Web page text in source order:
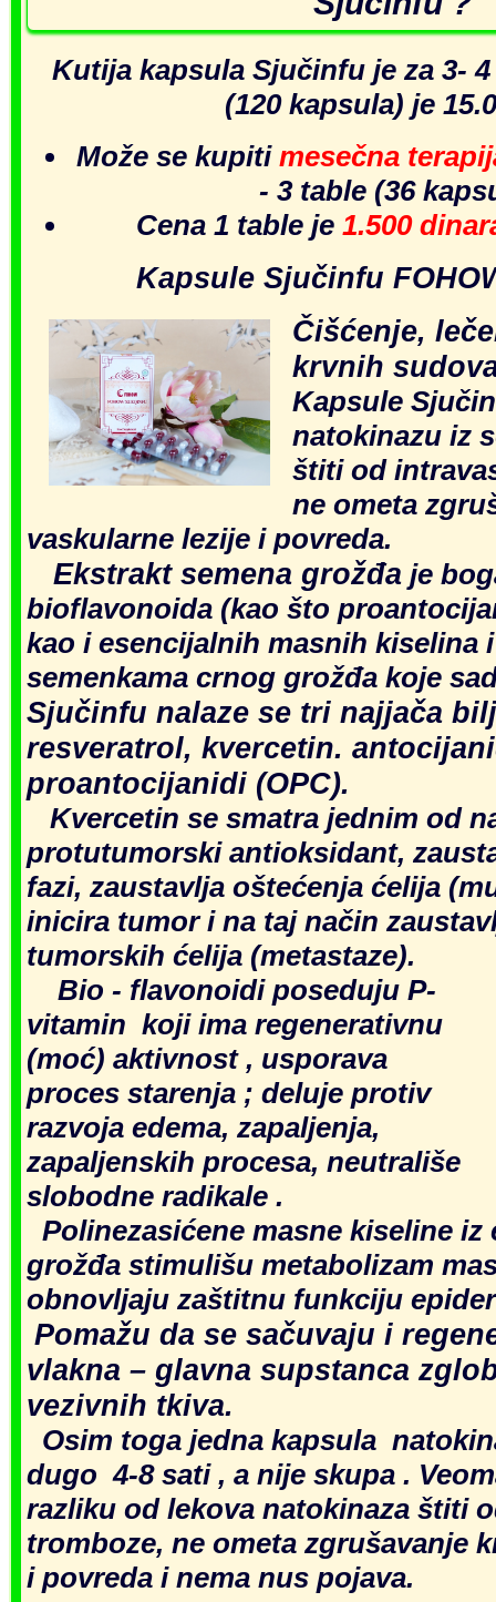
Kutija kapsula Sjučinfu je za 3-
(120 kapsula) je
Može se kupiti mesečna
- 3 table (36
Cena 1 table je 1.500
Kapsule Sjučinfu
Čišćenje,
krvnih
Kapsule
natokinazu iz
štiti od
ne ometa
vaskularne lezije i povreda.
Ekstrakt semena grožđa je
bioflavonoida (kao što
kao i esencijalnih masnih kiselina
semenkama crnog grožđa koje
Sjučinfu nalaze se tri najjača
resveratrol, kvercetin.
proantocijanidi (OPC).
Kvercetin se smatra jednim od
protutumorski antioksidant,
fazi, zaustavlja oštećenja ćelija
inicira tumor i na taj način
tumorskih ćelija (metastaze).
Bio - flavonoidi poseduju P-
vitamin koji ima regenerativnu
(moć) aktivnost, usporava
proces starenja ; deluje protiv
razvoja edema, zapaljenja,
zapaljenskih procesa, neutrališe
slobodne radikale .
Polinezasićene masne kiseline iz
grožđa stimulišu metabolizam
obnovljaju zaštitnu funkciju
Pomažu da se sačuvaju i
vlakna – glavna supstanca
vezivnih tkiva.
Osim toga jedna kapsula
dugo 4-8 sati , a nije skupa .
razliku od lekova natokinaza štiti
tromboze, ne ometa zgrušavanje
i povreda i nema nus pojava.